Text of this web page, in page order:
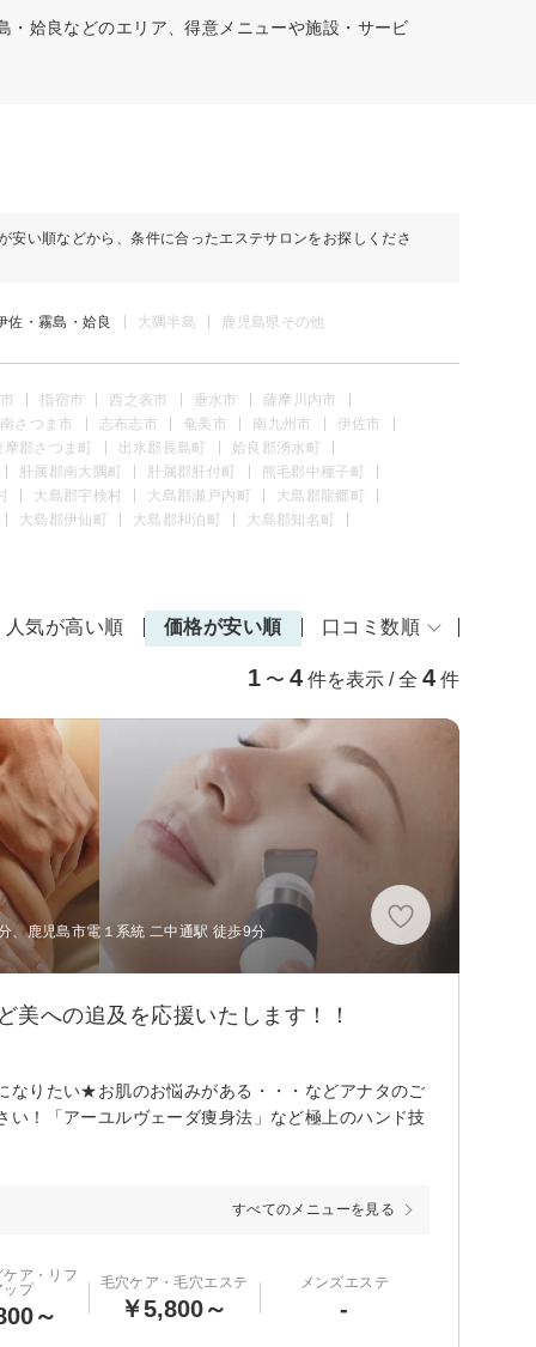
姶良などのエリア、得意メニューや施設・サービ
安い順などから、条件に合ったエステサロンをお探しくださ
佐・霧島・姶良 大隅半島 鹿児島県その他
指宿市 西之表市 垂水市
薩摩川内市
南さつま市
志布志市 奄美市 南九州市
伊佐市
摩郡さつま町
出水郡長島町
姶良郡湧水町
肝属郡南大隅町
肝属郡肝付町
熊毛郡中種子町
大島郡宇検村 大島郡瀬戸内町
大島郡龍郷町
大島郡伊仙町
大島郡和泊町 大島郡知名町
人気が高い順 価格が安い順 口コミ数順
1 〜 4 件を表示 / 全 4 件
、鹿児島市電１系統 二中通駅 徒歩9分
への追及を応援いたします！！
りたい★お肌のお悩みがある・・・などアナタのご
！「アーユルヴェーダ痩身法」など極上のハンド技
すべてのメニューを見る
ア・リフ
ップ
～
毛穴ケア・毛穴エステ
￥5,800～
メンズエステ
-